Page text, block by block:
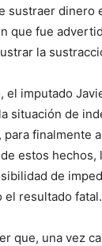
sustraer
que fue
la
imputado
situación de
finalmente
estos
de
el resultado fatal.
que, una vez